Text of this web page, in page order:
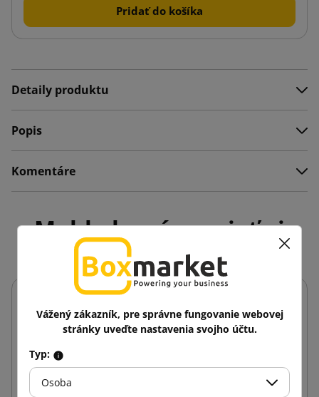
Pridať do košíka
Detaily produktu
Popis
Komentáre
Mohlo by vás zaujať aj
Vážený zákazník, pre správne fungovanie webovej
stránky uveďte nastavenia svojho účtu.
Typ:
Osoba